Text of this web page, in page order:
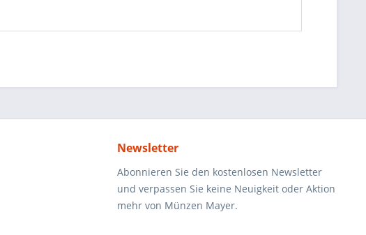
Newsletter
Abonnieren Sie den kostenlosen Newsletter
und verpassen Sie keine Neuigkeit oder Aktion
mehr von Münzen Mayer.